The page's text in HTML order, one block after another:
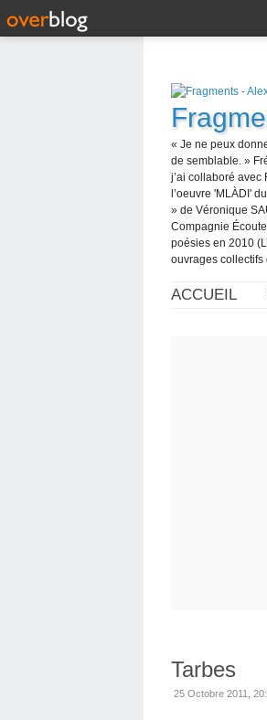
« Je ne peux
de semblable. »
j’ai collaboré
l’oeuvre 'MLÀDI'
» de Véronique
Compagnie
poésies en 2010
ouvrages collectifs
ACCUEIL
Tarbes
25 Octobre 2011,